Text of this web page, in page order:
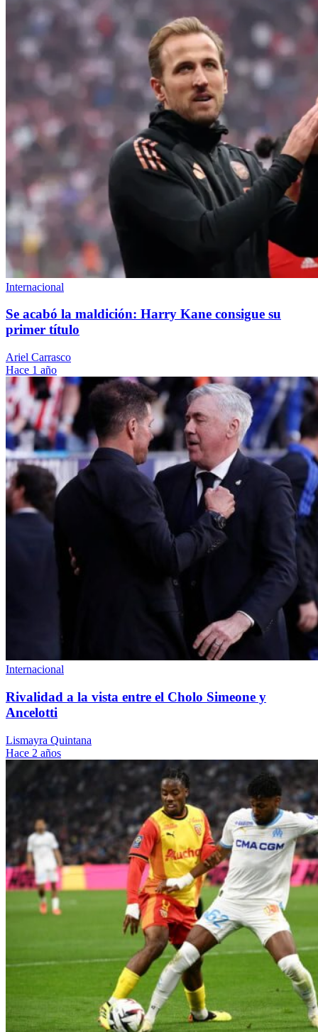
Internacional
Se acabó la maldición: Harry Kane consigue su
primer título
Ariel Carrasco
Hace 1 año
Internacional
Rivalidad a la vista entre el Cholo Simeone y
Ancelotti
Lismayra Quintana
Hace 2 años